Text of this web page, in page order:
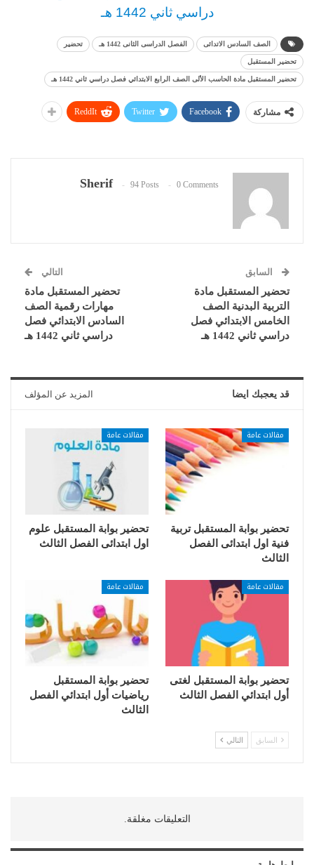
دراسي ثاني 1442 هـ
الصف السادس الاتدائى الفصل الدراسى الثانى 1442 هـ تحضير
تحضير المستقبل
تحضير المستقبل مادة الحاسب الألى الصف الرابع الابتدائي فصل دراسي ثاني 1442 هـ
مشاركة Facebook
Twitter
ReddIt
Sherif 94 Posts 0 Comments
السابق
تحضير المستقبل مادة
التربية البدنية الصف
الخامس الابتدائي فصل
دراسي ثاني 1442 هـ
التالي
تحضير المستقبل مادة
مهارات رقمية الصف
السادس الابتدائي فصل
دراسي ثاني 1442 هـ
قد يعجبك ايضا المزيد عن المؤلف
مقالات عامة
تحضير بوابة المستقبل تربية
فنية اول ابتدائى الفصل
الثالث
مقالات عامة
تحضير بوابة المستقبل علوم
اول ابتدائى الفصل الثالث
مقالات عامة
تحضير بوابة المستقبل لغتى
أول ابتدائي الفصل الثالث
مقالات عامة
تحضير بوابة المستقبل
رياضيات أول ابتدائي الفصل
الثالث
السابق التالي
التعليقات مغلقة.